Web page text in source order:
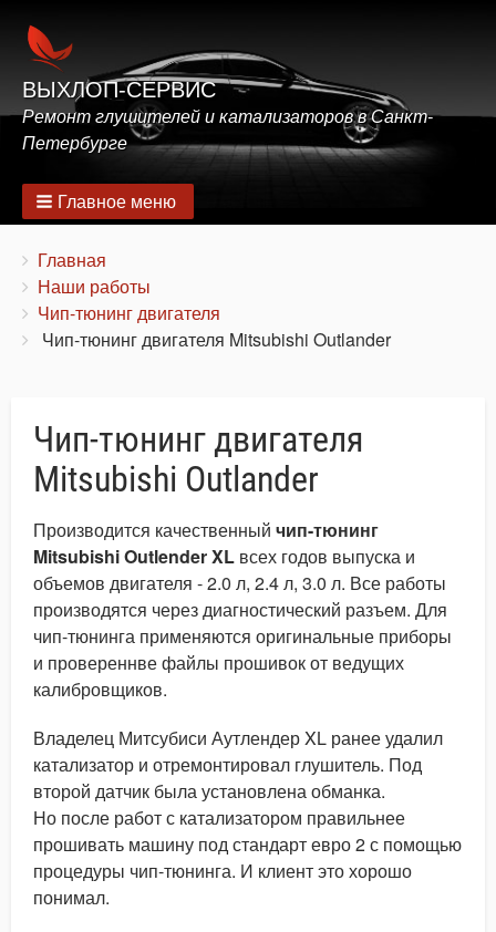
ВЫХЛОП-СЕРВИС
Ремонт глушителей и катализаторов в Санкт-
Петербурге
Главное меню
Строка
навигации
You
are
here:
Главная
Наши работы
Чип-тюнинг двигателя
Чип-тюнинг двигателя Mitsubishi Outlander
Чип-тюнинг двигателя
Mitsubishi Outlander
Производится качественный чип-тюнинг
Mitsubishi Outlender XL всех годов выпуска и
объемов двигателя - 2.0 л, 2.4 л, 3.0 л. Все работы
производятся через диагностический разъем. Для
чип-тюнинга применяются оригинальные приборы
и провереннве файлы прошивок от ведущих
калибровщиков.
Владелец Митсубиси Аутлендер XL ранее удалил
катализатор и отремонтировал глушитель. Под
второй датчик была установлена обманка.
Но после работ с катализатором правильнее
прошивать машину под стандарт евро 2 с помощью
процедуры чип-тюнинга. И клиент это хорошо
понимал.